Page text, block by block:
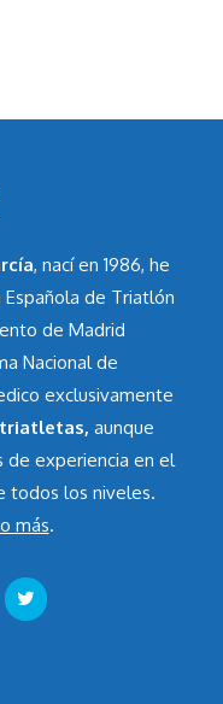
, nací en 1986, he
de Triatlón
de Madrid
Nacional de
exclusivamente
aunque
de experiencia en el
todos los niveles.
más.